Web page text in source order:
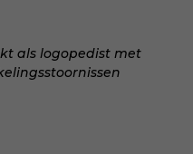
als logopedistmet